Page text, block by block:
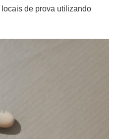
de prova utilizando